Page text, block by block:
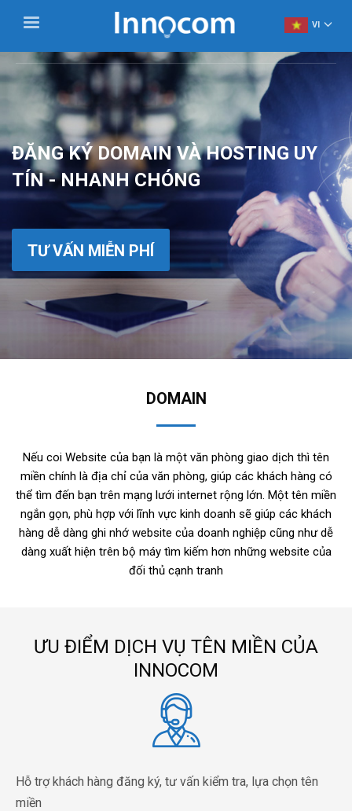
VI
ĐĂNG KÝ DOMAIN VÀ HOSTING UY
TÍN - NHANH CHÓNG
TƯ VẤN MIỄN PHÍ
DOMAIN
Nếu coi Website của bạn là một văn phòng giao dịch thì tên
miền chính là địa chỉ của văn phòng, giúp các khách hàng có
thể tìm đến bạn trên mạng lưới internet rộng lớn. Một tên miền
ngắn gọn, phù hợp với lĩnh vực kinh doanh sẽ giúp các khách
hàng dễ dàng ghi nhớ website của doanh nghiệp cũng như dễ
dàng xuất hiện trên bộ máy tìm kiếm hơn những website của
đối thủ cạnh tranh
ƯU ĐIỂM DỊCH VỤ TÊN MIỀN CỦA
INNOCOM
Hỗ trợ khách hàng đăng ký, tư vấn kiểm tra, lựa chọn tên
miền